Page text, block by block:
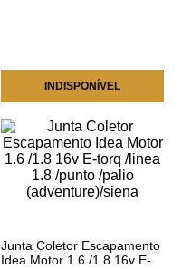
INDISPONÍVEL
Junta Coletor Escapamento
Idea Motor 1.6 /1.8 16v E-